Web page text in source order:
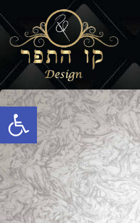
Open toolbar